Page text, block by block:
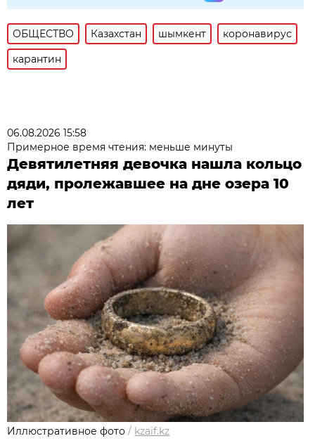
ОБЩЕСТВО Казахстан шымкент
коронавирус
карантин
06.08.2026 15:58
Примерное время чтения: меньше минуты
Девятилетняя девочка нашла кольцо
дяди, пролежавшее на дне озера 10
лет
Иллюстративное фото / kzaif.kz